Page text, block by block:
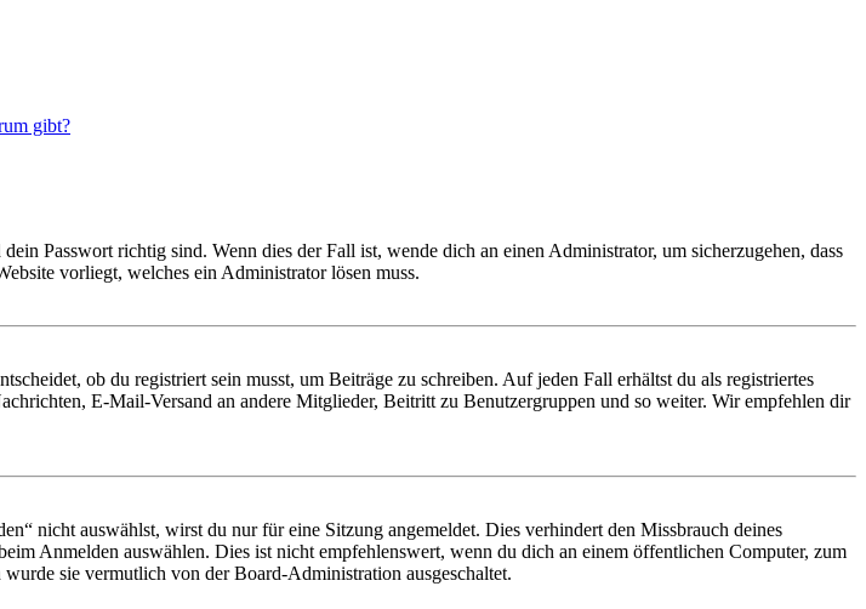
gibt?
Passwort richtig sind. Wenn dies der Fall ist, wende dich an einen Administrator, um sicherzugehen, dass
vorliegt, welches ein Administrator lösen muss.
ob du registriert sein musst, um Beiträge zu schreiben. Auf jeden Fall erhältst du als registriertes
E-Mail-Versand an andere Mitglieder, Beitritt zu Benutzergruppen und so weiter. Wir empfehlen dir
nicht auswählst, wirst du nur für eine Sitzung angemeldet. Dies verhindert den Missbrauch deines
Anmelden auswählen. Dies ist nicht empfehlenswert, wenn du dich an einem öffentlichen Computer, zum
sie vermutlich von der Board-Administration ausgeschaltet.